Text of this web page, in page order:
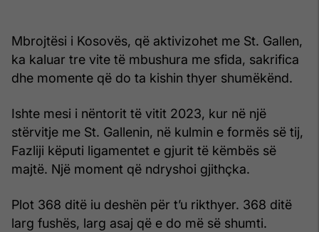
Mbrojtësi i Kosovës, që aktivizohet me St. Gallen,
ka kaluar tre vite të mbushura me sfida, sakrifica
dhe momente që do ta kishin thyer shumëkënd.
Ishte mesi i nëntorit të vitit 2023, kur në një
stërvitje me St. Gallenin, në kulmin e formës së tij,
Fazliji këputi ligamentet e gjurit të këmbës së
majtë. Një moment që ndryshoi gjithçka.
Plot 368 ditë iu deshën për t’u rikthyer. 368 ditë
larg fushës, larg asaj që e do më së shumti.